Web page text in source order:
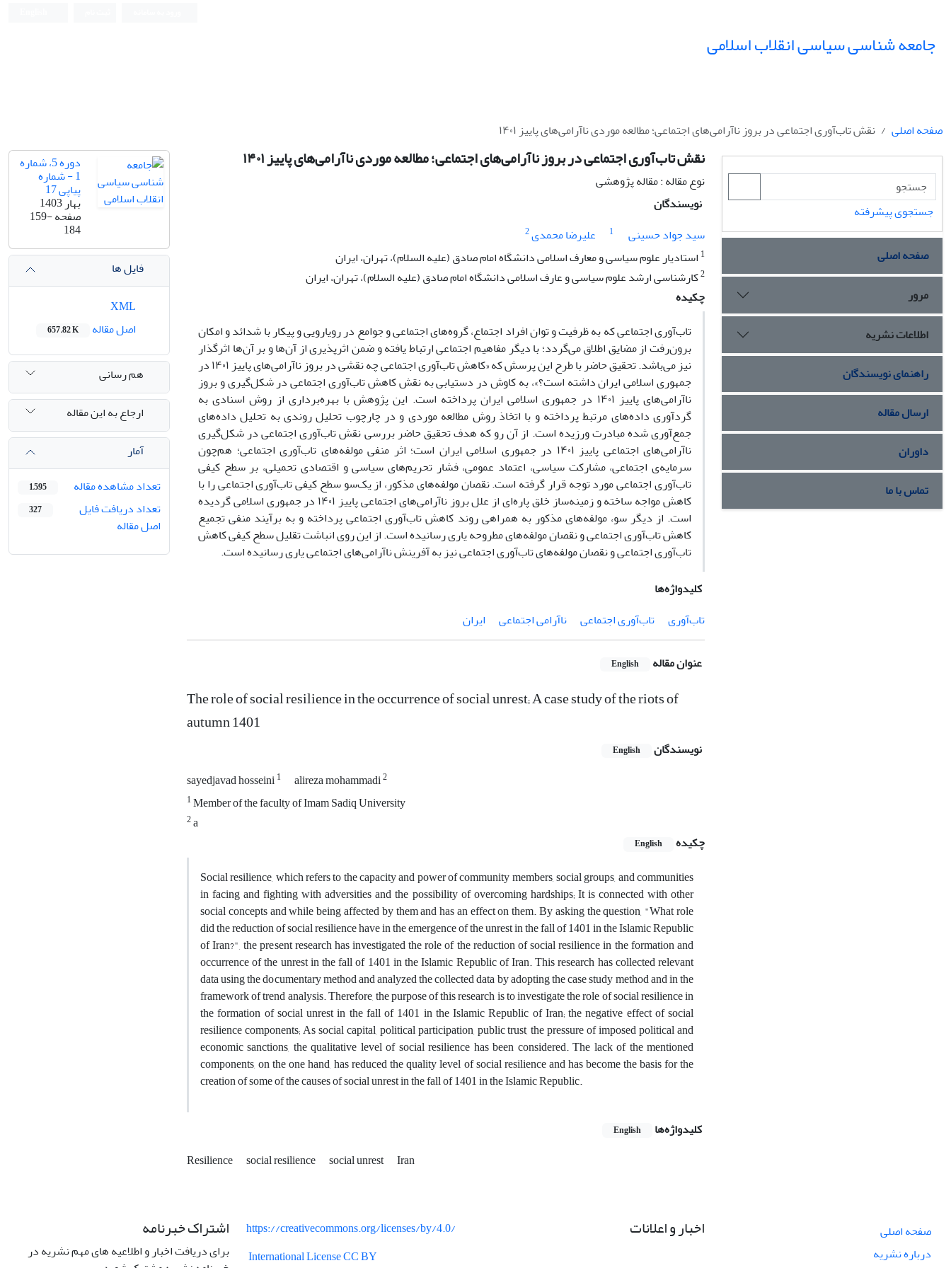
جامعه شناسی سیاسی انقلاب اسلامی
صفحه اصلی نقش تاب‌آوری اجتماعی در بروز ناآرامی‌های اجتماعی؛ مطالعه موردی ناآرامی‌های پاییز ۱۴۰۱
نقش تاب‌آوری اجتماعی در بروز ناآرامی‌های اجتماعی؛ مطالعه موردی ناآرامی‌های پاییز ۱۴۰۱
نوع مقاله : مقاله پژوهشی
نویسندگان
سید جواد حسینی
1 علیرضا محمدی2
1 استادیار علوم سیاسی و معارف اسلامی دانشگاه امام صادق (علیه السلام)، تهران، ایران
2کارشناسی ارشد علوم سیاسی و عارف اسلامی دانشگاه امام صادق (علیه السلام)، تهران، ایران
چکیده
تاب‌آوری اجتماعی که به ظرفیت و توان افراد اجتماع، گروه‌های اجتماعی و جوامع در رویارویی و پیکار با شدائد و امکان
برون‌رفت از مضایق اطلاق می‌گردد؛ با دیگر مفاهیم اجتماعی ارتباط یافته و ضمن اثرپذیری از آن‌ها و بر آن‌ها اثرگذار
نیز می‌باشد. تحقیق حاضر با طرح این پرسش که «کاهش تاب‌آوری اجتماعی چه نقشی در بروز ناآرامی‌های پاییز ۱۴۰۱ در
جمهوری اسلامی ایران داشته است؟»، به کاوش در دستیابی به نقش کاهش تاب‌آوری اجتماعی در شکل‌گیری و بروز
ناآرامی‌های پاییز ۱۴۰۱ در جمهوری اسلامی ایران پرداخته است. این پژوهش با بهره‌برداری از روش اسنادی به
گردآوری داده‌های مرتبط پرداخته و با اتخاذ روش مطالعه موردی و در چارچوب تحلیل روندی به تحلیل داده‌های
جمع‌آوری شده مبادرت ورزیده است. از آن رو که هدف تحقیق حاضر بررسی نقش تاب‌آوری اجتماعی در شکل‌گیری
ناآرامی‌های اجتماعی پاییز ۱۴۰۱ در جمهوری اسلامی ایران است؛ اثر منفی مولفه‌های تاب‌آوری اجتماعی؛ هم‌چون
سرمایه‌ی اجتماعی، مشارکت سیاسی، اعتماد عمومی، فشار تحریم‌های سیاسی و اقتصادی تحمیلی، بر سطح کیفی
تاب‌آوری اجتماعی مورد توجه قرار گرفته است. نقصان مولفه‌های مذکور، از یک‌سو سطح کیفی تاب‌آوری اجتماعی را با
کاهش مواجه ساخته و زمینه‌ساز خلق پاره‌ای از علل بروز ناآرامی‌های اجتماعی پاییز ۱۴۰۱ در جمهوری اسلامی گردیده
است. از دیگر سو، مولفه‌های مذکور به همراهی روند کاهش تاب‌آوری اجتماعی پرداخته و به برآیند منفی تجمیع
کاهش تاب‌آوری اجتماعی و نقصان مولفه‌های مطروحه یاری رسانیده است. از این روی انباشت تقلیل سطح کیفی کاهش
تاب‌آوری اجتماعی و نقصان مولفه‌های تاب‌آوری اجتماعی نیز به آفرینش ناآرامی‌های اجتماعی یاری رسانیده است.
کلیدواژه‌ها
تاب‌آوری
تاب‌آوری اجتماعی ناآرامی اجتماعی ایران
عنوان مقاله English
The role of social resilience in the occurrence of social unrest; A case study of the riots of
autumn 1401
نویسندگان English
sayedjavad hosseini1 alireza mohammadi2
1Member of the faculty of Imam Sadiq University
2a
چکیده
English
Social resilience, which refers to the capacity and power of community members, social groups, and communities
in facing and fighting with adversities and the possibility of overcoming hardships; It is connected with other
social concepts and while being affected by them and has an effect on them. By asking the question, "What role
did the reduction of social resilience have in the emergence of the unrest in the fall of 1401 in the Islamic Republic
of Iran?", the present research has investigated the role of the reduction of social resilience in the formation and
occurrence of the unrest in the fall of 1401 in the Islamic Republic of Iran. This research has collected relevant
data using the documentary method and analyzed the collected data by adopting the case study method and in the
framework of trend analysis. Therefore, the purpose of this research is to investigate the role of social resilience in
the formation of social unrest in the fall of 1401 in the Islamic Republic of Iran; the negative effect of social
resilience components; As social capital, political participation, public trust, the pressure of imposed political and
economic sanctions, the qualitative level of social resilience has been considered. The lack of the mentioned
components, on the one hand, has reduced the quality level of social resilience and has become the basis for the
creation of some of the causes of social unrest in the fall of 1401 in the Islamic Republic.
کلیدواژه‌ها English
Resilience social resilience social unrest Iran
دوره 5، شماره
1 - شماره
پیاپی 17
بهار 1403
صفحه159-
184
فایل ها
اصل مقاله
657.82 K
هم رسانی
ارجاع به این مقاله
آمار
تعداد مشاهده مقاله
1,595
تعداد دریافت فایل
اصل مقاله
327
جستجوی پیشرفته
صفحه اصلی
مرور
اطلاعات نشریه
راهنمای نویسندگان
ارسال مقاله
داوران
تماس با ما
صفحه اصلی
درباره نشریه
اخبار و اعلانات
https://creativecommons.org/licenses/by/4.0/
International License CC BY
اشتراک خبرنامه
برای دریافت اخبار و اطلاعیه های مهم نشریه در